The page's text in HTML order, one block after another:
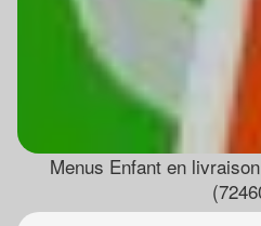
Menus Enfant en